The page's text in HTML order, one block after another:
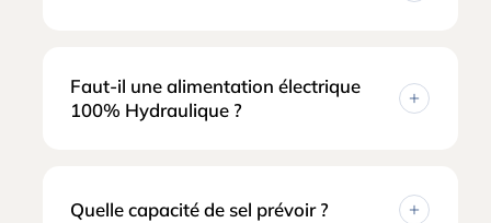
du niveau de dureté.
Faut-il une alimentation électrique
100% Hydraulique ?
électronique.
Quelle capacité de sel prévoir ?